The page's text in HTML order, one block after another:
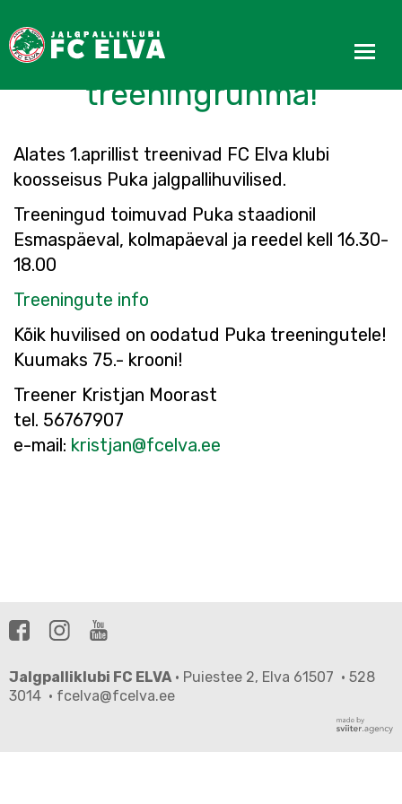
FC Elva avas Pukas uue
treeningrühma!
Alates 1.aprillist treenivad FC Elva klubi
koosseisus Puka jalgpallihuvilised.
Treeningud toimuvad Puka staadionil
Esmaspäeval, kolmapäeval ja reedel kell 16.30-
18.00
Treeningute info
Kõik huvilised on oodatud Puka treeningutele!
Kuumaks 75.- krooni!
Treener Kristjan Moorast
tel. 56767907
e-mail: kristjan@fcelva.ee
Jalgpalliklubi FC ELVA· Puiestee 2, Elva 61507 · 528
3014 · fcelva@fcelva.ee